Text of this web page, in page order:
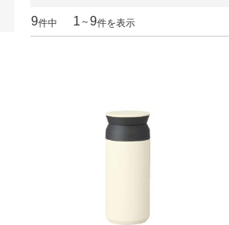
9件中 1 ～9件を表示